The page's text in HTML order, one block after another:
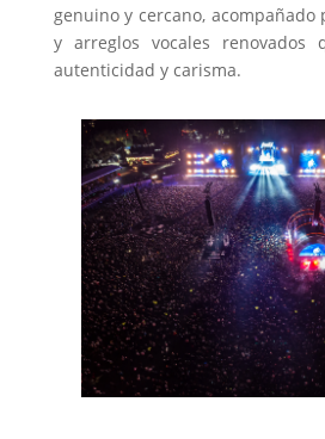
genuino y cercano, acompañado
y arreglos vocales renovados
autenticidad y carisma.